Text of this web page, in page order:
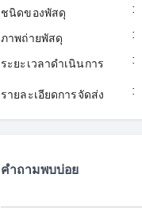
ชนิดของพัสดุ :
ภาพถ่ายพัสดุ :
ระยะเวลาดำเนินการ :
รายละเอียดการจัดส่ง :
คำถามพบบ่อย